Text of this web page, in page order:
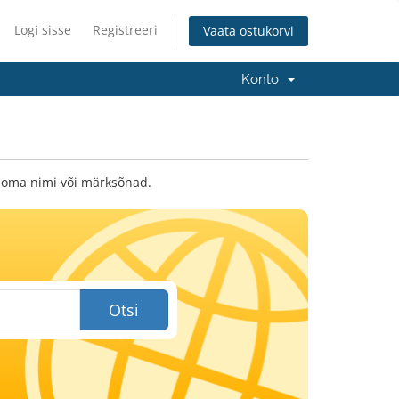
Logi sisse Registreeri Vaata ostukorvi
Konto
nimi või märksõnad.
Otsi